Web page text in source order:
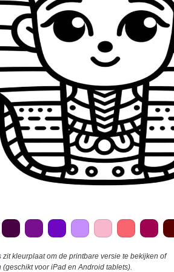
zit kleurplaat om de printbare versie te bekijken of
voor iPad en Android tablets).